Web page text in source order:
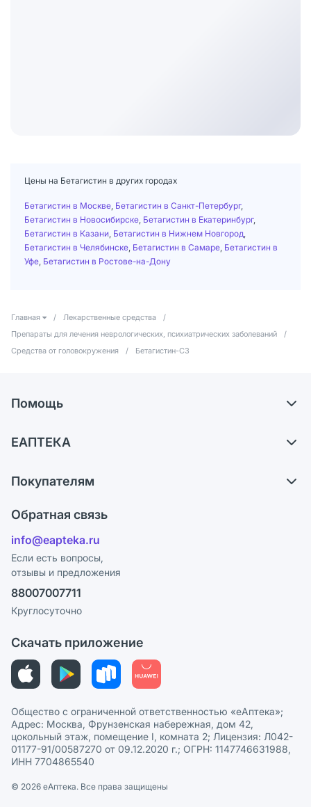
Цены на Бетагистин в других городах
Бетагистин в Москве Бетагистин в Санкт-Петербург,
Бетагистин в Новосибирске Бетагистин в Екатеринбург,
Бетагистин в Казани Бетагистин в Нижнем Новгород
Бетагистин в Челябинске Бетагистин в Самаре Бетагистин в
Уфе Бетагистин в Ростове-на-Дону
Главная / Лекарственные средства
/
Препараты для лечения неврологических, психиатрических заболеваний
/
Средства от головокружения
/ Бетагистин-СЗ
Помощь
Обмен и возврат
Блог
ЕАПТЕКА
Карьера
Поставщики
Лицензия
Реклама на сайте
Ваши товары на ЕАПТЕКЕ
Покупателям
Программа СберСпасибо
Политика конфиденциальности
Пользовательское соглашение
Политика рекомендаций
Этика и соответствие
Политика в отношении обработки персональных данных
Обратная связь
info@eapteka.ru
Если есть вопросы,
отзывы и предложения
88007007711
Круглосуточно
Скачать приложение
Общество с ограниченной ответственностью «еАптека»;
Адрес: Москва, Фрунзенская набережная, дом 42,
цокольный этаж, помещение I, комната 2; Лицензия: Л042-
01177-91/00587270 от 09.12.2020 г.; ОГРН: 1147746631988,
ИНН 7704865540
© 2026 eАптека. Все права защищены